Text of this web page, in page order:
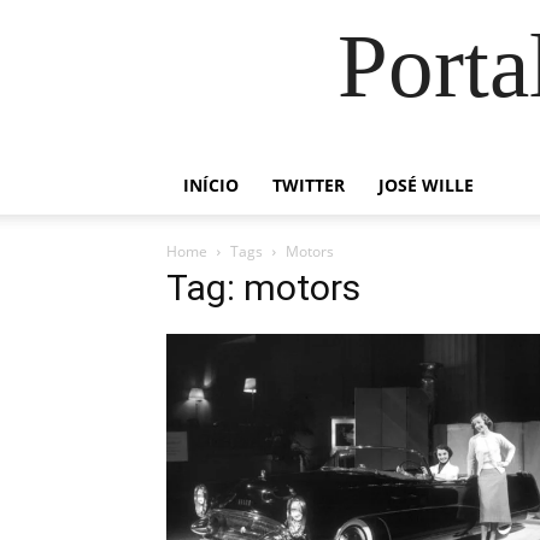
INÍCIO TWITTER JOSÉ WILLE
Home Tags Motors
Tag: motors